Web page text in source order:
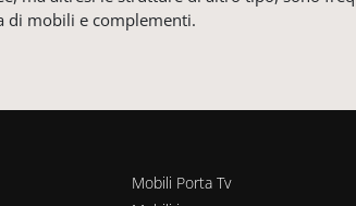
di mobili e complementi.
Mobili Porta Tv